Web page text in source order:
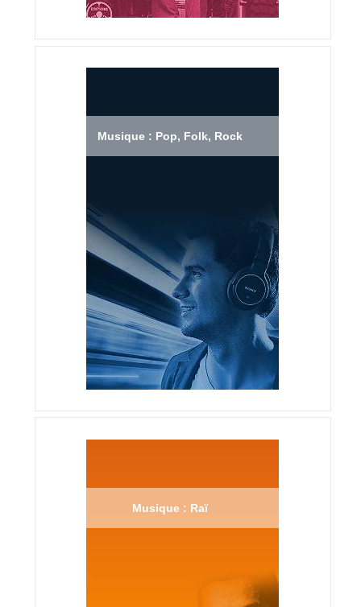
Musique : Pop, Folk, Rock
Musique : Raï